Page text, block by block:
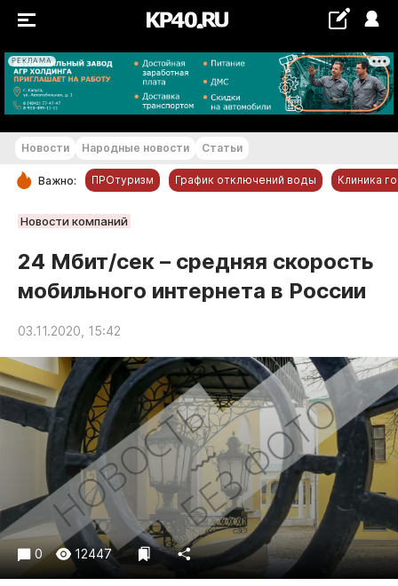
РЕКЛАМА
+23...+24 °С
РУБРИКИ
Обнинск
Новости компаний
Статьи
Народные новости
Авто и транспорт
Благоустройство
Криминал
Культура
Недвижимость и ЖКХ
Образование
Общество
Погода
Праздники
Новости Народные новости Статьи
Важно: ПРОтуризм График отключений воды Клиника
Новости компаний
24 Мбит/сек – средняя скорость
мобильного интернета в России
03.11.2020, 15:42
0 12447